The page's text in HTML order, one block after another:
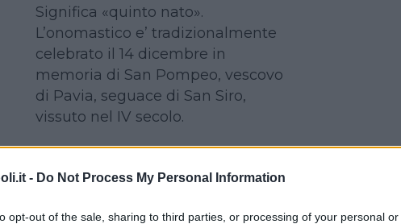
- Do Not Process My Personal Information
opt-out of the sale, sharing to third parties, or processing of your personal or
Significa «quinto nato».
L’onomastico e’ tradizionalmente
celebrato il 14 dicembre in
memoria di San Pompeo, vescovo
di Pavia, seguace di San Siro,
vissuto nel IV secolo.